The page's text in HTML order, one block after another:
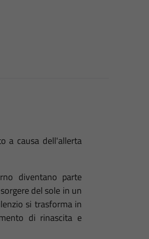
a causa dell'allerta
diventano parte
del sole in un
si trasforma in
di rinascita e